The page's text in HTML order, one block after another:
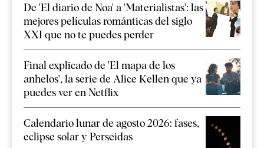
De 'El diario de Noa' a 'Materialistas': las
mejores películas románticas del siglo
XXI que no te puedes perder
Final explicado de 'El mapa de los
anhelos', la serie de Alice Kellen que ya
puedes ver en Netflix
Calendario lunar de agosto 2026: fases,
eclipse solar y Perseidas